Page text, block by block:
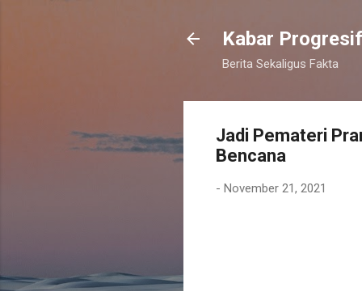
Kabar Progresif
Berita Sekaligus Fakta
Jadi Pemateri
Bencana
- November 21, 2021